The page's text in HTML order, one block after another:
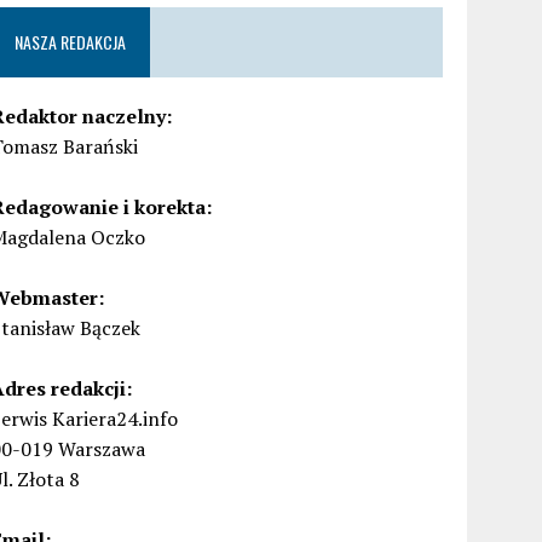
NASZA REDAKCJA
naczelny:
Barański
i korekta:
Oczko
Bączek
redakcji:
Kariera24.info
019 Warszawa
Złota 8